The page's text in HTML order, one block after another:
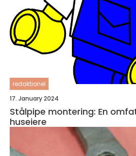
redaktionel
17. January 2024
Stålpipe montering: En
huseiere